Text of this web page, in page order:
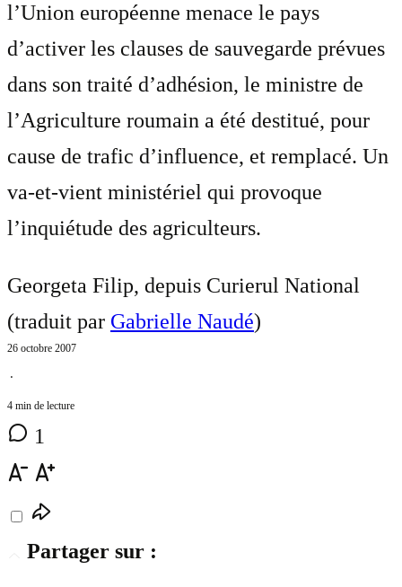
l’Union européenne menace le pays
d’activer les clauses de sauvegarde prévues
dans son traité d’adhésion, le ministre de
l’Agriculture roumain a été destitué, pour
cause de trafic d’influence, et remplacé. Un
va-et-vient ministériel qui provoque
l’inquiétude des agriculteurs.
Georgeta Filip, depuis Curierul National
(traduit par Gabrielle Naudé)
26 octobre 2007
⋅
4 min de lecture
1
Partager sur :